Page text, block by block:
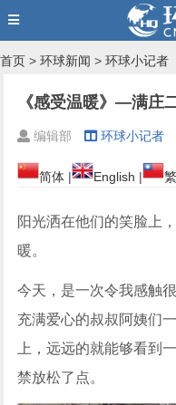
首页 > 环球新闻 > 环球小记者
《感受温暖》—满庄
编辑部 环球小记者
简体 | English |
阳光洒在他们的笑脸上
暖。
今天，是一次令我感触
充满爱心的叔叔阿姨们
上，远远的就能够看到
禁放松了点。